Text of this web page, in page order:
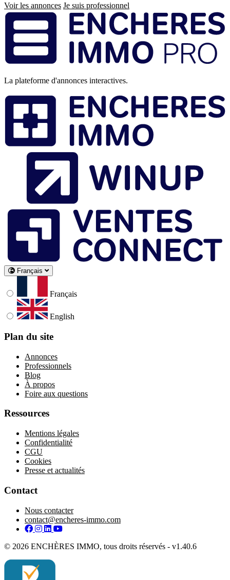
Voir les annonces Je suis professionnel
Pied
de
page
La plateforme d'annonces interactives.
Français
Français
English
Plan du site
Annonces
Professionnels
Blog
À propos
Foire aux questions
Ressources
Mentions légales
Confidentialité
CGU
Cookies
Presse et actualités
Contact
Nous contacter
contact@encheres-immo.com
Facebook
Instagram
LinkedIn
YouTube
© 2026 ENCHÈRES IMMO, tous droits réservés - v1.40.6